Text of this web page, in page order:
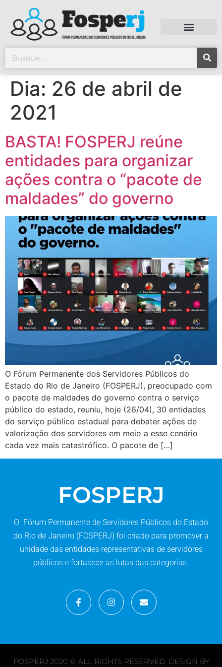
Dia: 26 de abril de
2021
BASTA! FOSPERJ reúne
entidades para organizar
ações contra o “pacote de
maldades” do governo
O Fórum Permanente dos Servidores Públicos do
Estado do Rio de Janeiro (FOSPERJ), preocupado com
o pacote de maldades do governo contra o serviço
público do estado, reuniu, hoje (26/04), 30 entidades
do serviço público estadual para debater ações de
valorização dos servidores em meio a esse cenário
cada vez mais catastrófico. O pacote de […]
FOSPERJ
O Fórum Permanente de Servidores Públicos do Estado
do Rio de Janeiro (FOSPERJ) foi criado para promover a
unidade das entidades representativas de servidores
públicos e fortalecer as lutas das categorias.
FOSPERJ 2020 © ALL RIGHTS RESERVED. DESIGN BY